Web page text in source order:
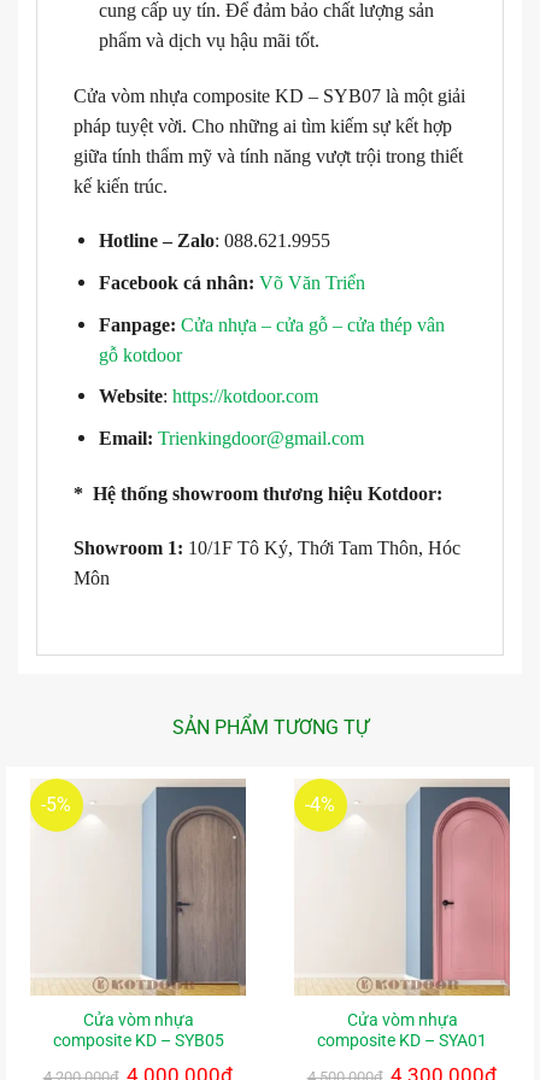
cung cấp uy tín. Để đảm bảo chất lượng sản
phẩm và dịch vụ hậu mãi tốt.
Cửa vòm nhựa composite KD – SYB07 là một giải
pháp tuyệt vời. Cho những ai tìm kiếm sự kết hợp
giữa tính thẩm mỹ và tính năng vượt trội trong thiết
kế kiến trúc.
Hotline – Zalo: 088.621.9955
Facebook cá nhân: Võ Văn Triển
Fanpage: Cửa nhựa – cửa gỗ – cửa thép vân
gỗ kotdoor
Website: https://kotdoor.com
Email: Trienkingdoor@gmail.com
* Hệ thống showroom thương hiệu Kotdoor:
Showroom 1: 10/1F Tô Ký, Thới Tam Thôn, Hóc
Môn
SẢN PHẨM TƯƠNG TỰ
-5%
Cửa vòm nhựa
composite KD – SYB05
Giá
4.000.000₫Giá
-4%
Cửa vòm nhựa
composite KD – SYA01
Giá
4.300.000₫Giá